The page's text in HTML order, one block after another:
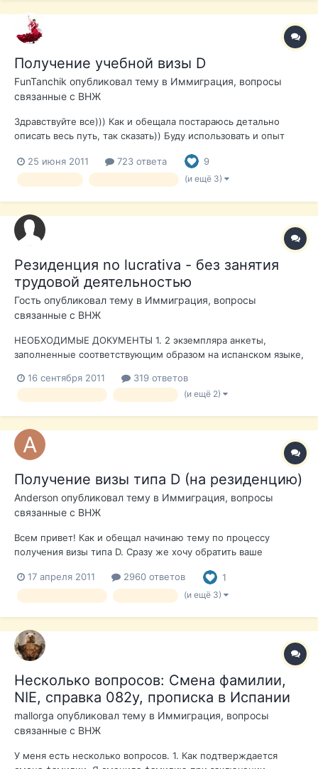
Получение учебной визы D
FunTanchik опубликовал тему в Иммиграция, вопросы
связанные с ВНЖ
Здравствуйте все))) Как и обещала постараюсь детально
описать весь путь, так сказать)) Буду использовать и опыт
выставят счет за нарушение Закона об авторских правах?)))
Итак начнем)))Это помощь от Rodgera, которая была моим
25 июня 2011 723 ответа 9
(и ещё 3)
Резиденция no lucrativa - без занятия
трудовой деятельностью
Гость опубликовал тему в Иммиграция, вопросы
связанные с ВНЖ
НЕОБХОДИМЫЕ ДОКУМЕНТЫ 1. 2 экземпляра анкеты,
заполненные соответствующим образом на испанском языке,
3 недавние цветные фотографии 3х4 на белом фоне,
прикрепленные на анкету. 2. Нотариальная доверенность на
16 сентября 2011 319 ответов
(и ещё 2)
Получение визы типа D (на резиденцию)
Anderson опубликовал тему в Иммиграция, вопросы
связанные с ВНЖ
Всем привет! Как и обещал начинаю тему по процессу
получения визы типа D. Сразу же хочу обратить ваше
разницы практически никакой за исключением того, что при
подачи документов за границей, вы должны быть
17 апреля 2011 2960 ответов 1
(и ещё 3)
Несколько вопросов: Смена фамилии,
NIE, справка 082у, прописка в Испании
mallorga опубликовал тему в Иммиграция, вопросы
связанные с ВНЖ
У меня есть несколько вопросов. 1. Как подтверждается